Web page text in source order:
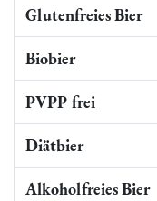
Glutenfreies Bier
Biobier
PVPP frei
Diätbier
Alkoholfreies Bier